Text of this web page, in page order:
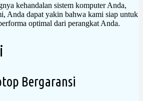
kehandalan sistem komputer Anda,
Anda dapat yakin bahwa kami siap untuk
optimal dari perangkat Anda.
Bergaransi